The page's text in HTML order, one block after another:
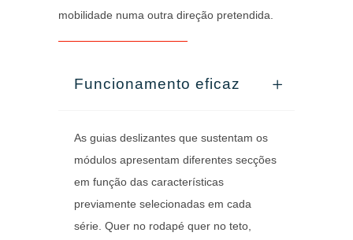
mobilidade numa outra direção pretendida.
Funcionamento eficaz
As guias deslizantes que sustentam os
módulos apresentam diferentes secções
em função das características
previamente selecionadas em cada
série. Quer no rodapé quer no teto,